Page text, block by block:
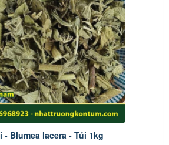
- Blumea lacera - Túi 1kg